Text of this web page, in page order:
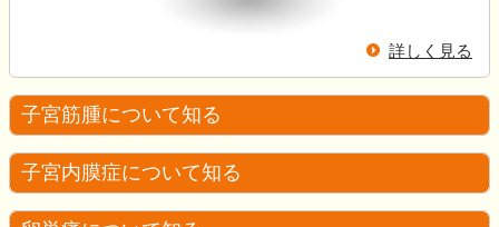
詳しく見る
子宮筋腫について知る
子宮内膜症について知る